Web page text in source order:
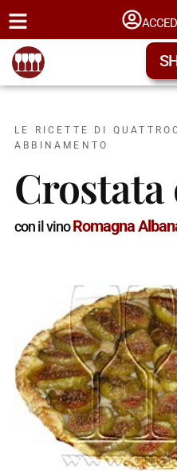
LE RICETTE DI
ABBINAMENTO
con il vinoRomagna